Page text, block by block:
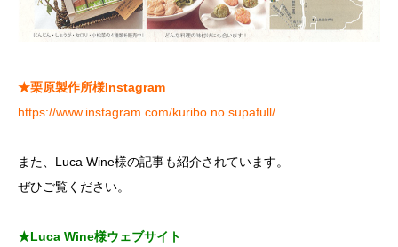
★栗原製作所様Instagram
https://www.instagram.com/kuribo.no.supafull/
また、Luca Wine様の記事も紹介されています。
ぜひご覧ください。
★Luca Wine様ウェブサイト